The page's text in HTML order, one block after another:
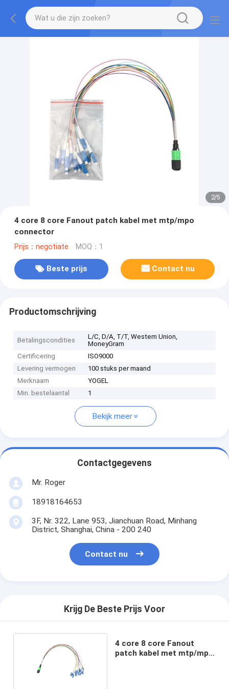
2/5
4 core 8 core Fanout patch kabel met mtp/mpo
connector
Prijs：negotiate MOQ：1
Beste prijs Contact nu
Productomschrijving
Betalingscondities
L/C, D/A, T/T, Western Union,
MoneyGram
Certificering
ISO9000
Levering vermogen
100 stuks per maand
Merknaam
YOGEL
Min. bestelaantal
1
Bekijk meer
Contactgegevens
Mr. Roger
18918164653
3F, Nr. 322, Lane 953, Jianchuan Road, Minhang
District, Shanghai, China - 200 240
Contact nu
Krijg De Beste Prijs Voor
4 core 8 core Fanout
patch kabel met mtp/mpo